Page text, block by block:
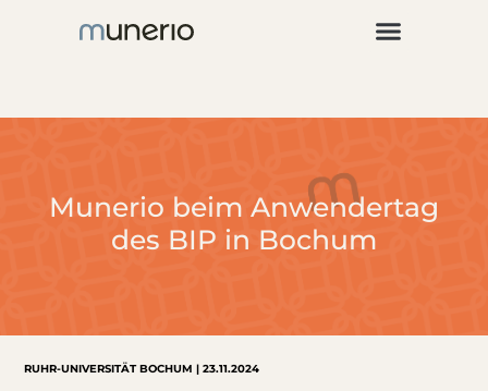
Munerio beim Anwendertag
des BIP in Bochum
RUHR-UNIVERSITÄT BOCHUM | 23.11.2024